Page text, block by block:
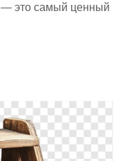
— это самый ценный